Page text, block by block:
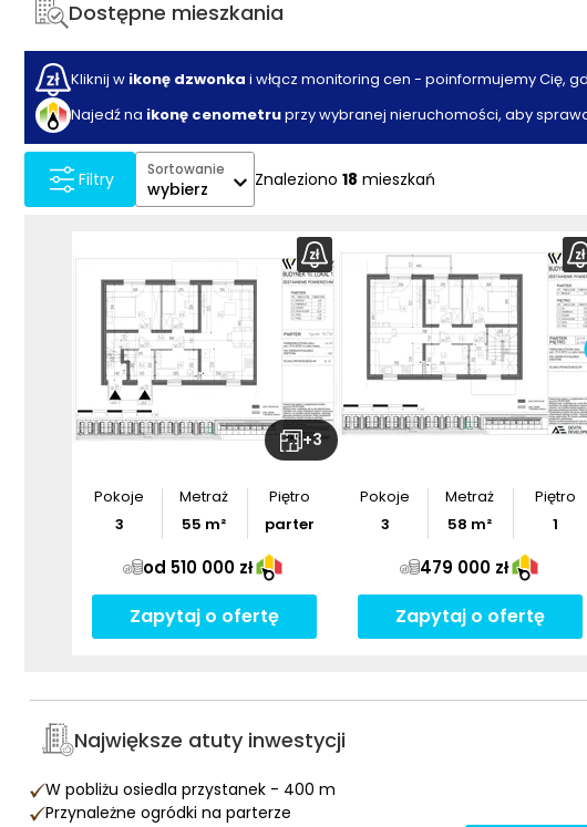
Dostępne mieszkania
Kliknij w ikonę dzwonka i włącz monitoring cen - poinformujemy Cię,
Najedź na ikonę cenometruprzy wybranej nieruchomości, aby
Filtry Sortowanie
wybierz Znaleziono 18 mieszkań
+3
Pokoje
3
Metraż
55 m²
Piętro
parter
od 510 000 zł
Zapytaj o ofertę
Pokoje
3
Metraż
58 m²
Piętro
1
479 000 zł
Zapytaj o ofertę
Największe atuty inwestycji
W pobliżu osiedla przystanek - 400 m
Przynależne ogródki na parterze